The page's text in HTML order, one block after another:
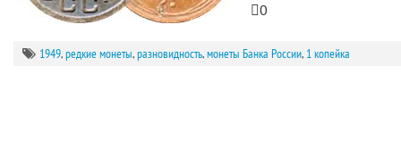
0
1949,редкие монеты,разновидность,монеты Банка России, 1 копейка